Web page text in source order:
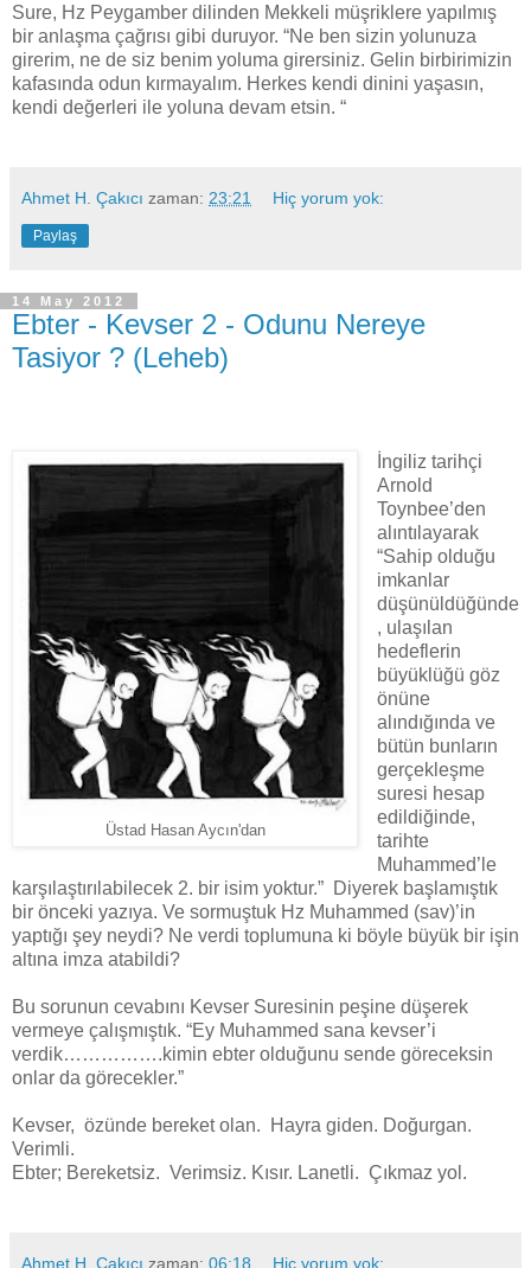
Sure, Hz Peygamber dilinden Mekkeli müşriklere yapılmış
bir anlaşma çağrısı gibi duruyor. “Ne ben sizin yolunuza
girerim, ne de siz benim yoluma girersiniz. Gelin birbirimizin
kafasında odun kırmayalım. Herkes kendi dinini yaşasın,
kendi değerleri ile yoluna devam etsin. “
Ahmet H. Çakıcı zaman: 23:21 Hiç yorum yok:
Paylaş
14 May 2012
Ebter - Kevser 2 - Odunu Nereye
Tasiyor ? (Leheb)
Üstad Hasan Aycın'dan
İngiliz tarihçi
Arnold
Toynbee’den
alıntılayarak
“Sahip olduğu
imkanlar
düşünüldüğünde
, ulaşılan
hedeflerin
büyüklüğü göz
önüne
alındığında ve
bütün bunların
gerçekleşme
suresi hesap
edildiğinde,
tarihte
Muhammed’le
karşılaştırılabilecek 2. bir isim yoktur.” Diyerek başlamıştık
bir önceki yazıya. Ve sormuştuk Hz Muhammed (sav)’in
yaptığı şey neydi? Ne verdi toplumuna ki böyle büyük bir işin
altına imza atabildi?
Bu sorunun cevabını Kevser Suresinin peşine düşerek
vermeye çalışmıştık. “Ey Muhammed sana kevser’i
verdik…………….kimin ebter olduğunu sende göreceksin
onlar da görecekler.”
Kevser, özünde bereket olan. Hayra giden. Doğurgan.
Verimli.
Ebter; Bereketsiz. Verimsiz. Kısır. Lanetli. Çıkmaz yol.
Ahmet H. Çakıcı zaman: 06:18 Hiç yorum yok: